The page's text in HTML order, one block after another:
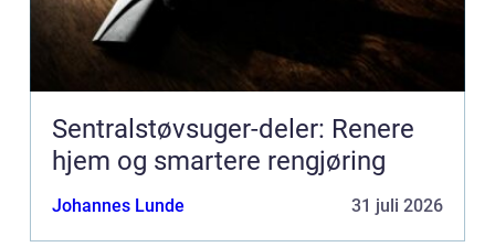
Sentralstøvsuger-deler: Renere
hjem og smartere rengjøring
Johannes Lunde 31 juli 2026